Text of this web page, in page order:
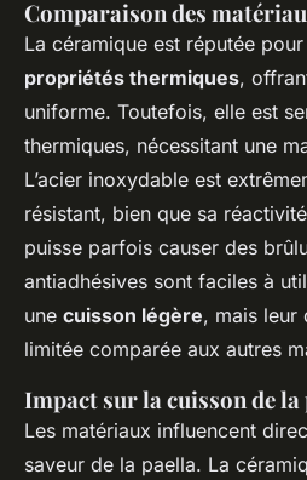
Comparaison des
La céramique est réputée
propriétés thermiques,
uniforme. Toutefois, elle est
thermiques, nécessitant une
L’acier inoxydable est
résistant, bien que sa
puisse parfois causer des
antiadhésives sont faciles à
une cuisson légère, mais leur
limitée comparée aux autres
Impact sur la cuisson de la
Les matériaux influencent
saveur de la paella. La